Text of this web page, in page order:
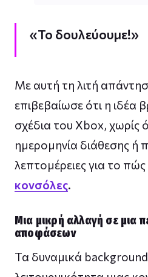
«Το δουλεύουμε!»
Με αυτή τη λιτή
επιβεβαίωσε ότι η ιδέα
σχέδια του Xbox, χωρίς
ημερομηνία διάθεσης ή
λεπτομέρειες για το πώς
κονσόλες.
Μια μικρή αλλαγή σε μια
αποφάσεων
Τα δυναμικά